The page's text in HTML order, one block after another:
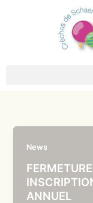
News
ANNUEL